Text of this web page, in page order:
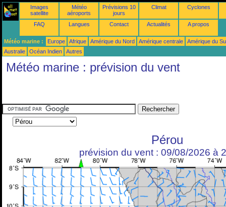
Images
satellite
Météo
aéroports
Prévisions 10
jours
Climat Cyclones
FAQ Langues Contact Actualités A propos
Météo marine : Europe Afrique Amérique du Nord Amérique centrale
Amérique du
Australie
Océan Indien Autres
Météo marine : prévision du vent
Pérou
prévision du vent : 09/08/2026 à